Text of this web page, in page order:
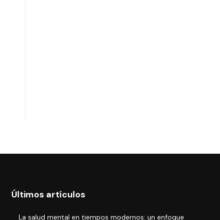
Últimos artículos
La salud mental en tiempos modernos: un enfoque